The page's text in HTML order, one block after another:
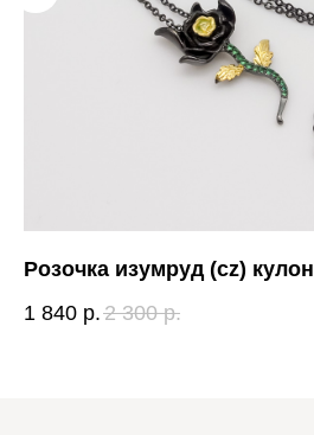
Розочка изумруд (cz) кулон
1 840 р. 2 300 р.